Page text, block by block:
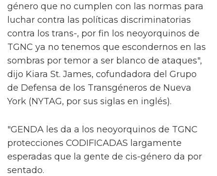
género que no cumplen con las normas para
luchar contra las políticas discriminatorias
contra los trans-, por fin los neoyorquinos de
TGNC ya no tenemos que escondernos en las
sombras por temor a ser blanco de ataques",
dijo Kiara St. James, cofundadora del Grupo
de Defensa de los Transgéneros de Nueva
York (NYTAG, por sus siglas en inglés).
"GENDA les da a los neoyorquinos de TGNC
protecciones CODIFICADAS largamente
esperadas que la gente de cis-género da por
sentado.